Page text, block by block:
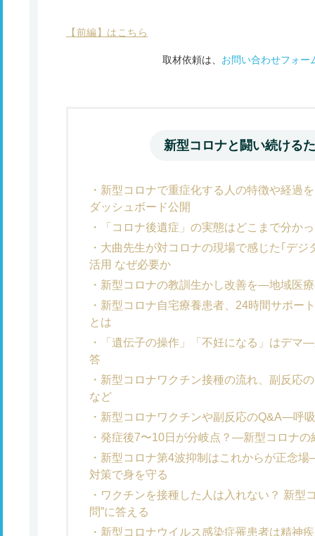
【前編】はこちら
取材依頼は、 お問い合わせフォー
新型コロナと闘い続ける
新型コロナで重症化する人の特徴や経過
ダッシュボード公開
「コロナ後遺症」の実態はどこまで分か
大曲先生が対コロナの現場で感じた｢デ
活用 なぜ必要か
新型コロナの教訓生かし改善を―地域医
新型コロナ自宅療養患者、24時間サポー
とは
「遺伝子の操作」「不妊になる」はデマ
答
新型コロナワクチン接種の流れ、副反応
など
新型コロナワクチンや副反応のQ&A―呼
発症後7〜10日が分岐点？―新型コロナの
新型コロナ第4波抑制はこれからが正念
対策で身を守る
ワクチンを接種した人は入れない？ 新型
問”に答える
新型コロナウイルス感染症罹患者は精神